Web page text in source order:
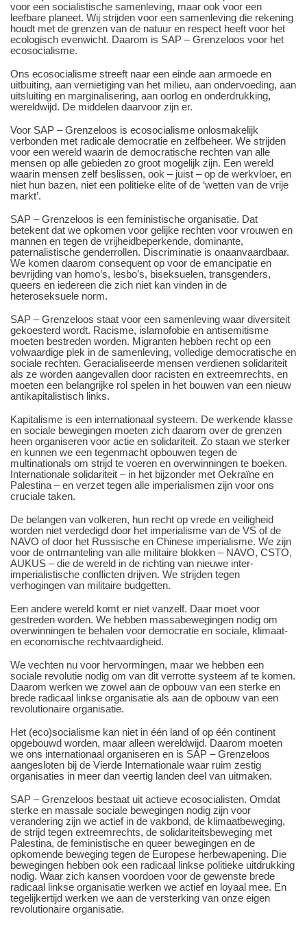
voor een socialistische samenleving, maar ook voor een
leefbare planeet. Wij strijden voor een samenleving die rekening
houdt met de grenzen van de natuur en respect heeft voor het
ecologisch evenwicht. Daarom is SAP – Grenzeloos voor het
ecosocialisme.
Ons ecosocialisme streeft naar een einde aan armoede en
uitbuiting, aan vernietiging van het milieu, aan ondervoeding, aan
uitsluiting en marginalisering, aan oorlog en onderdrukking,
wereldwijd. De middelen daarvoor zijn er.
Voor SAP – Grenzeloos is ecosocialisme onlosmakelijk
verbonden met radicale democratie en zelfbeheer. We strijden
voor een wereld waarin de democratische rechten van alle
mensen op alle gebieden zo groot mogelijk zijn. Een wereld
waarin mensen zelf beslissen, ook – juist – op de werkvloer, en
niet hun bazen, niet een politieke elite of de ‘wetten van de vrije
markt’.
SAP – Grenzeloos is een feministische organisatie. Dat
betekent dat we opkomen voor gelijke rechten voor vrouwen en
mannen en tegen de vrijheidbeperkende, dominante,
paternalistische genderrollen. Discriminatie is onaanvaardbaar.
We komen daarom consequent op voor de emancipatie en
bevrijding van homo’s, lesbo’s, biseksuelen, transgenders,
queers en iedereen die zich niet kan vinden in de
heteroseksuele norm.
SAP – Grenzeloos staat voor een samenleving waar diversiteit
gekoesterd wordt. Racisme, islamofobie en antisemitisme
moeten bestreden worden. Migranten hebben recht op een
volwaardige plek in de samenleving, volledige democratische en
sociale rechten. Geracialiseerde mensen verdienen solidariteit
als ze worden aangevallen door racisten en extreemrechts, en
moeten een belangrijke rol spelen in het bouwen van een nieuw
antikapitalistisch links.
Kapitalisme is een internationaal systeem. De werkende klasse
en sociale bewegingen moeten zich daarom over de grenzen
heen organiseren voor actie en solidariteit. Zo staan we sterker
en kunnen we een tegenmacht opbouwen tegen de
multinationals om strijd te voeren en overwinningen te boeken.
Internationale solidariteit – in het bijzonder met Oekraïne en
Palestina – en verzet tegen alle imperialismen zijn voor ons
cruciale taken.
De belangen van volkeren, hun recht op vrede en veiligheid
worden niet verdedigd door het imperialisme van de VS of de
NAVO of door het Russische en Chinese imperialisme. We zijn
voor de ontmanteling van alle militaire blokken ‒ NAVO, CSTO,
AUKUS – die de wereld in de richting van nieuwe inter-
imperialistische conflicten drijven. We strijden tegen
verhogingen van militaire budgetten.
Een andere wereld komt er niet vanzelf. Daar moet voor
gestreden worden. We hebben massabewegingen nodig om
overwinningen te behalen voor democratie en sociale, klimaat-
en economische rechtvaardigheid.
We vechten nu voor hervormingen, maar we hebben een
sociale revolutie nodig om van dit verrotte systeem af te komen.
Daarom werken we zowel aan de opbouw van een sterke en
brede radicaal linkse organisatie als aan de opbouw van een
revolutionaire organisatie.
Het (eco)socialisme kan niet in één land of op één continent
opgebouwd worden, maar alleen wereldwijd. Daarom moeten
we ons internationaal organiseren en is SAP – Grenzeloos
aangesloten bij de Vierde Internationale waar ruim zestig
organisaties in meer dan veertig landen deel van uitmaken.
SAP – Grenzeloos bestaat uit actieve ecosocialisten. Omdat
sterke en massale sociale bewegingen nodig zijn voor
verandering zijn we actief in de vakbond, de klimaatbeweging,
de strijd tegen extreemrechts, de solidariteitsbeweging met
Palestina, de feministische en queer bewegingen en de
opkomende beweging tegen de Europese herbewapening. Die
bewegingen hebben ook een radicaal linkse politieke uitdrukking
nodig. Waar zich kansen voordoen voor de gewenste brede
radicaal linkse organisatie werken we actief en loyaal mee. En
tegelijkertijd werken we aan de versterking van onze eigen
revolutionaire organisatie.